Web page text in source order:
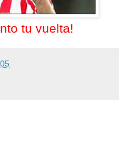
tu vuelta!